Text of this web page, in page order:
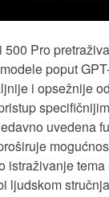
Pro
poput
i opsežnije
uvedena
istraživanje
ljudskom